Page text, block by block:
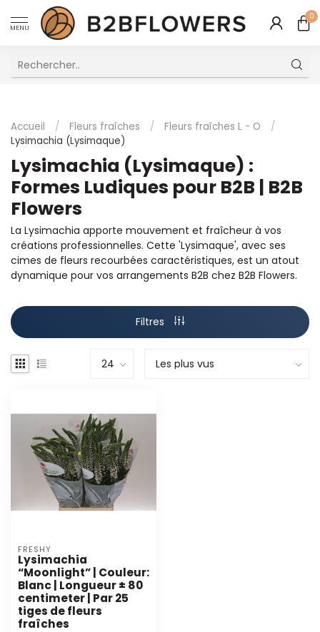
MENU
0
Accueil / Fleurs fraîches / Fleurs fraîches L - O
/
Lysimachia (Lysimaque)
Lysimachia (Lysimaque) :
Formes Ludiques pour B2B | B2B
Flowers
La Lysimachia apporte mouvement et fraîcheur à vos
créations professionnelles. Cette 'Lysimaque', avec ses
cimes de fleurs recourbées caractéristiques, est un atout
dynamique pour vos arrangements B2B chez B2B Flowers.
Filtres
FRESHY
Lysimachia
“Moonlight” | Couleur:
Blanc | Longueur ± 80
centimeter | Par 25
tiges de fleurs
fraîches